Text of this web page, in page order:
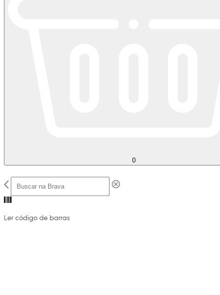
0
Ler código de barras